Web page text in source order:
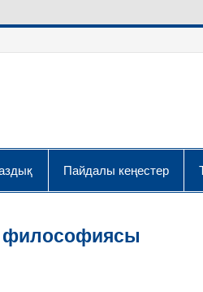
Пайдалы кеңестер